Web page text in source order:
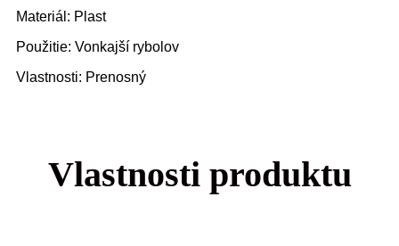
Materiál: Plast
Použitie: Vonkajší rybolov
Vlastnosti: Prenosný
Vlastnosti produktu